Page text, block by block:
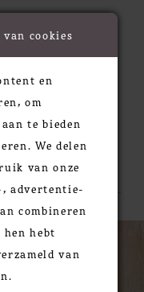
cookies
en
om
te bieden
We delen
van onze
, advertentie-
combineren
hebt
van